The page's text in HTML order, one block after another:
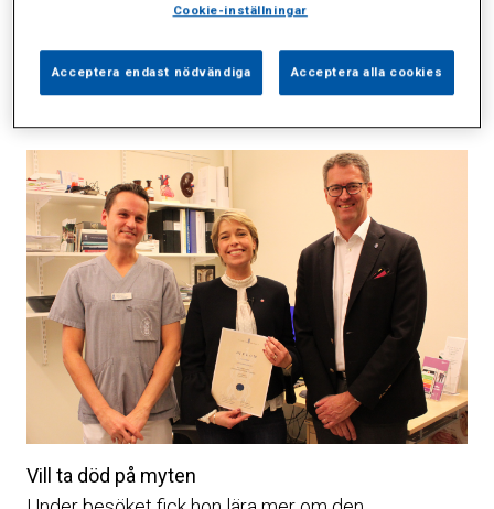
ned sjuktalen, tillvaratar personalens kunskap och
engagemang och har korta beslutsvägar samtidigt
som man erbjuder hög kvalitet, säger Annika
Vill ta död på myten
Cookie-inställningar
Acceptera endast nödvändiga Acceptera alla cookies